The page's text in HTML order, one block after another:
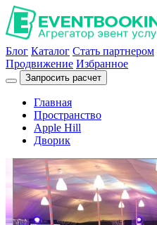
Блог Каталог Стать партнером
Продвижение Избранное
Запросить расчет
Главная
Пространство
Apple Hill
Дворик